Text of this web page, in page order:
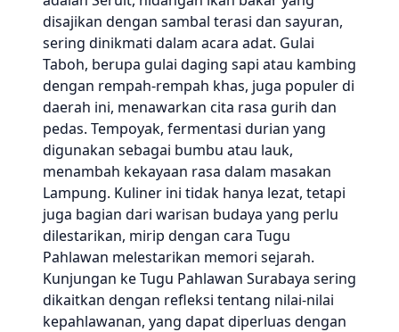
disajikan dengan sambal terasi dan sayuran,
sering dinikmati dalam acara adat. Gulai
Taboh, berupa gulai daging sapi atau kambing
dengan rempah-rempah khas, juga populer di
daerah ini, menawarkan cita rasa gurih dan
pedas. Tempoyak, fermentasi durian yang
digunakan sebagai bumbu atau lauk,
menambah kekayaan rasa dalam masakan
Lampung. Kuliner ini tidak hanya lezat, tetapi
juga bagian dari warisan budaya yang perlu
dilestarikan, mirip dengan cara Tugu
Pahlawan melestarikan memori sejarah.
Kunjungan ke Tugu Pahlawan Surabaya sering
dikaitkan dengan refleksi tentang nilai-nilai
kepahlawanan, yang dapat diperluas dengan